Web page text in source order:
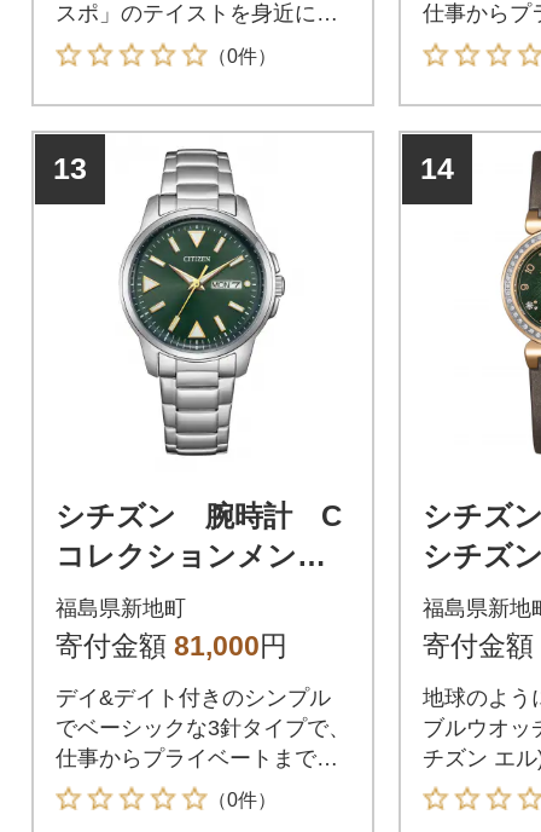
スポ」のテイストを身近に楽
しめるエントリーモデルで、
オクタゴン(八角形)のベゼル
や直線的でシャープなラグ形
状を生かしたスポーティーな
ケースと最近のトレンドとし
て注目されているケース径38
mmを採用しました。立体感
のあるカットパーツを埋め込
んだインデックスが主張しす
ぎないシンプルで上品な印象
を与え、オンとオフの幅広い
シーンにマッチします。
（0件）
仕事からプ
幅広いシー
手首の細い
るケース径
ズサイズを
スは、大胆
ザイン。
確認しや
性にも優
13
シチズン 腕時計 C
コレクションメン
ズ BM8180-71W
福島県新地町
寄付金額 81,000円
デイ&デイト付きのシンプル
でベーシックな3針タイプで、
仕事からプライベートまで、
幅広いシーンで活躍します。
手首の細い方にもフィットす
（0件）
14
シチ
シチズ
62X
福島県新地
寄付金額
地球のよう
ブルウオッ
チズン エ
贈られる花
チーフにし